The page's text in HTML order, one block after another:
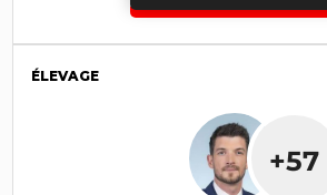
ÉLEVAGE
+57